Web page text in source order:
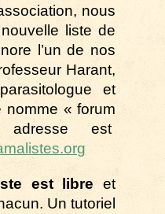
nous
liste de
l’un de nos
Harant,
et
nomme « forum
est
est libre et
Un tutoriel